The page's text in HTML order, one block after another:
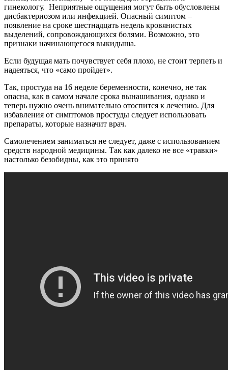
гинекологу. Неприятные ощущения могут быть обусловлены
дисбактериозом или инфекцией. Опасный симптом –
появление на сроке шестнадцать недель кровянистых
выделений, сопровождающихся болями. Возможно, это
признаки начинающегося выкидыша.
Если будущая мать почувствует себя плохо, не стоит терпеть и
надеяться, что «само пройдет».
Так, простуда на 16 неделе беременности, конечно, не так
опасна, как в самом начале срока вынашивания, однако и
теперь нужно очень внимательно отоспится к лечению. Для
избавления от симптомов простуды следует использовать
препараты, которые назначит врач.
Самолечением заниматься не следует, даже с использованием
средств народной медицины. Так как далеко не все «травки»
настолько безобидны, как это принято